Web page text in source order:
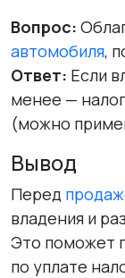
Вопрос:
автомобиля,
Ответ: Если
менее —
(можно
Вывод
Перед
владения и
Это поможет
по уплате